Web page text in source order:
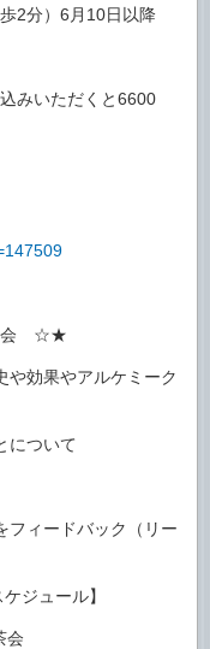
2分）6月10日以降
みいただくと6600
会 ☆★
や効果やアルケミーク
について
フィードバック（リー
ジュール】
会